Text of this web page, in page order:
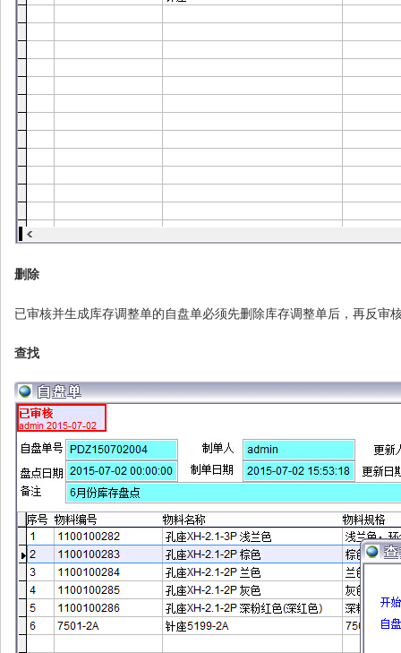
删除
已审核并生成库存调整单的自盘单必须先删除库存调整单后，再反审
查找